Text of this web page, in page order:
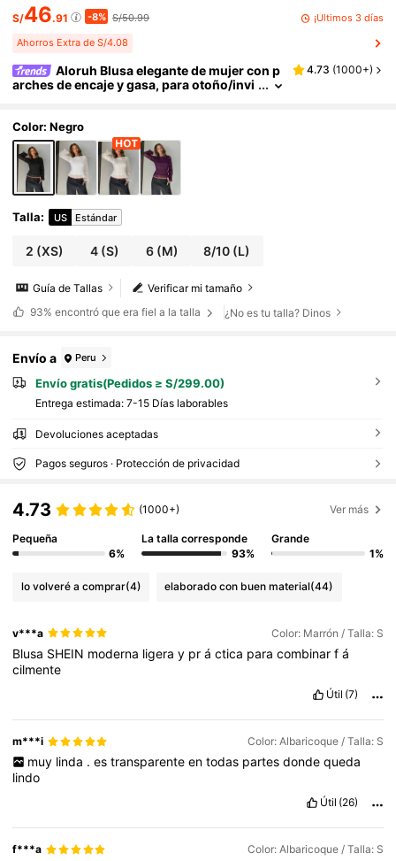
S/46.91 -8% S/50.99 ¡Últimos 3 días
Ahorros Extra de S/4.08
Aloruh Blusa elegante de mujer con p
arches de encaje y gasa, para otoño/invi
4.73 (1000+)
Color: Negro
Talla: US Estándar
2 (XS) 4(S) 6(M) 8/10 (L)
Verificar mi tamaño
Guía de Tallas
93% encontró que era fiel a la talla ¿No es tu talla? Dinos
Envío a Peru
Envío gratis(Pedidos ≥ S/299.00)
Entrega estimada: 7-15 Días laborables
Devoluciones aceptadas
Pagos seguros · Protección de privacidad
4.73 (1000+) Ver más
Pequeña
6%
La talla corresponde
93%
Grande
1%
lo volveré a comprar(4) elaborado con buen material(44)
v***a Color: Marrón / Talla: S
Blusa SHEIN moderna ligeray práctica paracombinarfá
cilmente
Útil (7)
m***i Color: Albaricoque / Talla: S
muy linda . es transparente en todas partes donde queda
lindo
Útil (26)
f***a Color: Albaricoque / Talla: S